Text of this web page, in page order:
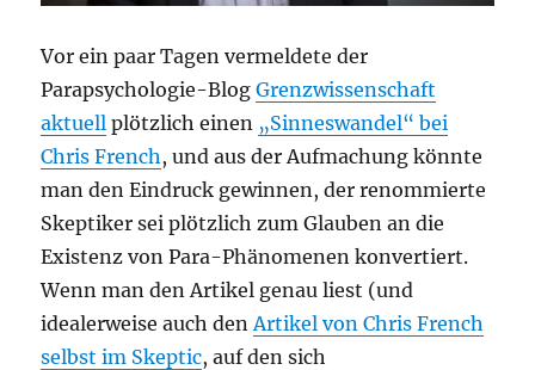
Vor ein paar Tagen vermeldete der
Parapsychologie-BlogGrenzwissenschaft
aktuell plötzlich einen „Sinneswandel“ bei
Chris French , und aus der Aufmachung könnte
man den Eindruck gewinnen, der renommierte
Skeptiker sei plötzlich zum Glauben an die
Existenz von Para-Phänomenen konvertiert.
Wenn man den Artikel genau liest (und
idealerweise auch den Artikel von Chris French
selbst im Skeptic, auf den sich